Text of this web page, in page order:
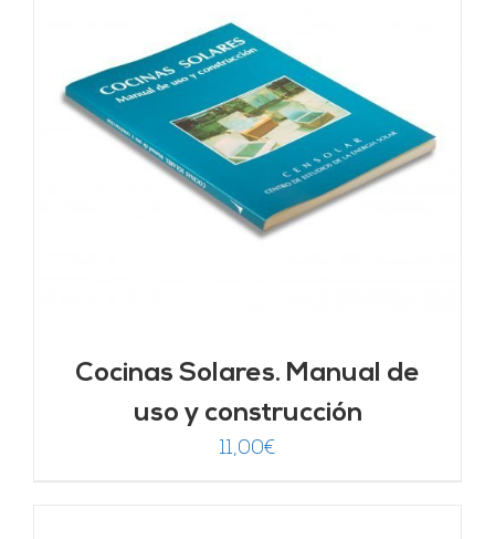
Cocinas Solares. Manual de
uso y construcción
11,00€